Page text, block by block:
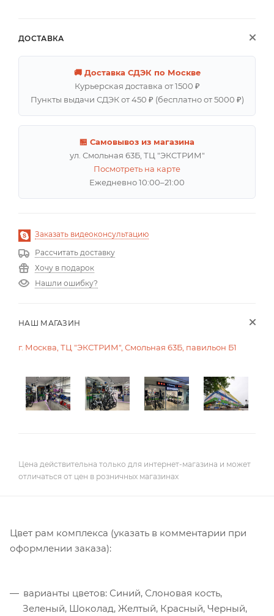
ДОСТАВКА
🚚 Доставка СДЭК по Москве
Курьерская доставка от 1500 ₽
Пункты выдачи СДЭК от 450 ₽ (бесплатно от 5000 ₽)
🏪 Самовывоз из магазина
ул. Смольная 63Б, ТЦ "ЭКСТРИМ"
Посмотреть на карте
Ежедневно 10:00–21:00
Заказать видеоконсультацию
Рассчитать доставку
Хочу в подарок
Нашли ошибку?
НАШ МАГАЗИН
г. Москва, ТЦ "ЭКСТРИМ", Смольная 63Б, павильон Б1
Цена действительна только для интернет-магазина и может
отличаться от цен в розничных магазинах
Цвет рам комплекса (указать в комментарии при
оформлении заказа):
варианты цветов: Синий, Слоновая кость,
Зеленый, Шоколад, Желтый, Красный, Черный,